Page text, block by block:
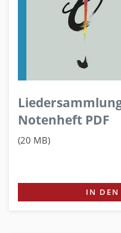
Notenheft PDF
(20 MB)
IN DEN